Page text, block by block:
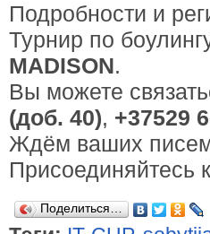
Подробности и
Турнир по
MADISON.
Вы можете
(доб. 40), +37529
Ждём ваших
Присоединяйтесь
Поделиться…